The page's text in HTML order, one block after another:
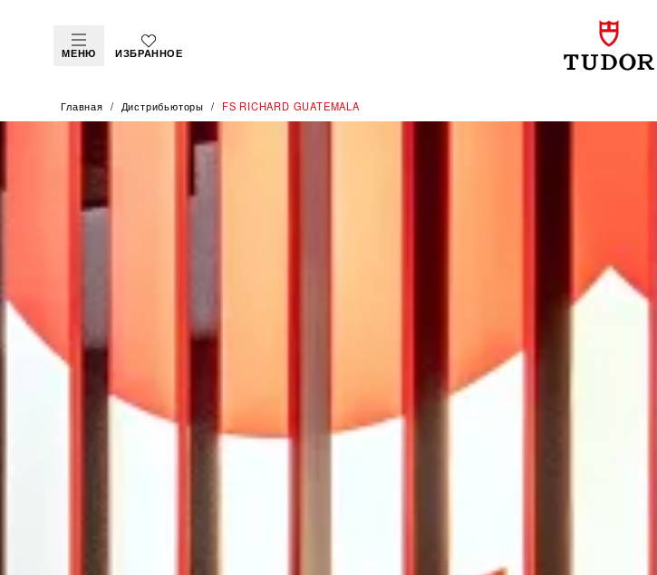
МЕНЮ ИЗБРАННОЕ
Главная Дистрибьюторы ‭FS RICHARD GUATEMALA‬